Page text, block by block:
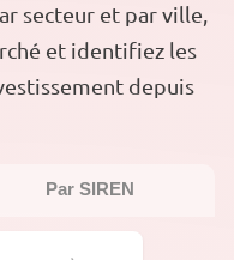
secteur et par ville,
et identifiez les
depuis
Par SIREN